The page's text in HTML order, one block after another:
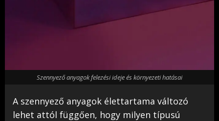
Szennyező anyagok felezési ideje és környezeti hatásai
A szennyező anyagok élettartama változó
lehet attól függően, hogy milyen típusú